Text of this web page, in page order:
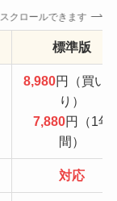
スクロールできます
標準版
8,980円（買い
り）
7,880円（1年
間）
対応